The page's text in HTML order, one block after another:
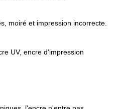
moiré et impression incorrecte.